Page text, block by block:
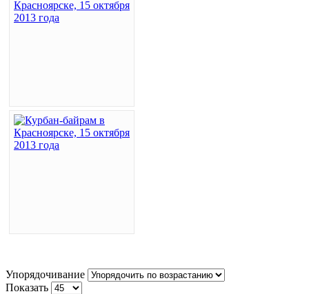
Упорядочивание
Показать